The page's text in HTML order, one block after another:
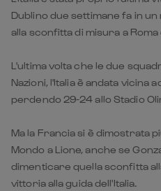
Nazioni, l'Italia è andata vicina
perdendo 29-24 allo Stadio
Ma la Francia si è dimostrata
Mondo a Lione, anche se
dimenticare quella sconfitta
DOVE
La partita di domenica sarà